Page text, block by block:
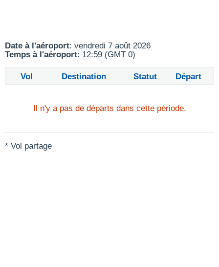
Date à l'aéroport: vendredi 7 août 2026
Temps à l'aéroport: 12:59 (GMT 0)
Vol Destination Statut Départ
Il n'y a pas de départs dans cette période.
* Vol partage